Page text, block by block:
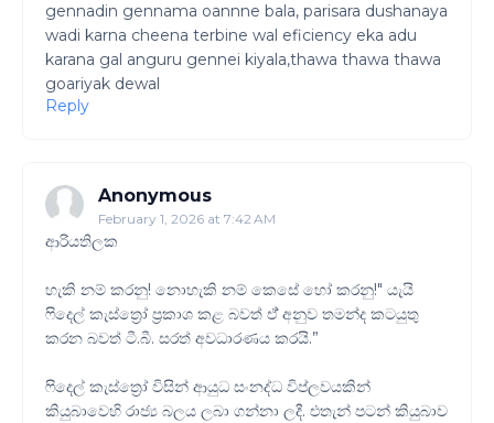
gennadin gennama oannne bala, parisara dushanaya
wadi karna cheena terbine wal eficiency eka adu
karana gal anguru gennei kiyala,thawa thawa thawa
goariyak dewal
Reply
Anonymous
February 1, 2026 at 7:42 AM
ආරියතිලක
හැකි නම් කරනු! නොහැකි නම් කෙසේ හෝ කරනු!" යැයි
ෆිදෙල් කැස්ත්‍රෝ ප්‍රකාශ කළ බවත් ඒ් අනුව තමන්ද කටයුතු
කරන බවත් ටී.බී. සරත් අවධාරණය කරයි.”
ෆිදෙල් කැස්ත්‍රෝ විසින් ආයුධ සංනද්ධ විප්ලවයකින්
කියුබාවෙහි රාජ්‍ය බලය ලබා ගන්නා ලදී. එතැන් පටන් කියුබාව